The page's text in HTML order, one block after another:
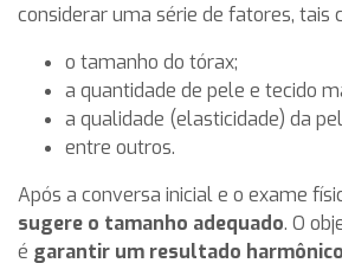
considerar uma série de fatores, tais
o tamanho do tórax;
a quantidade de pele e tecido
a qualidade (elasticidade) da
entre outros.
Após a conversa inicial e o exame
sugere o tamanho adequado. O
é garantir um resultado